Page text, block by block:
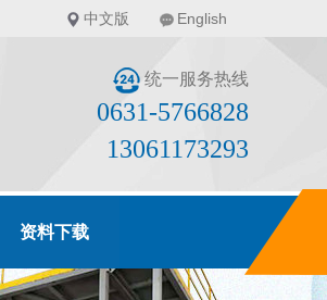
中文版 English
统一服务热线
0631-5766828
13061173293
资料下载